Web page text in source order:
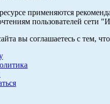
применяются
пользователей сети
вы соглашаетесь с тем,